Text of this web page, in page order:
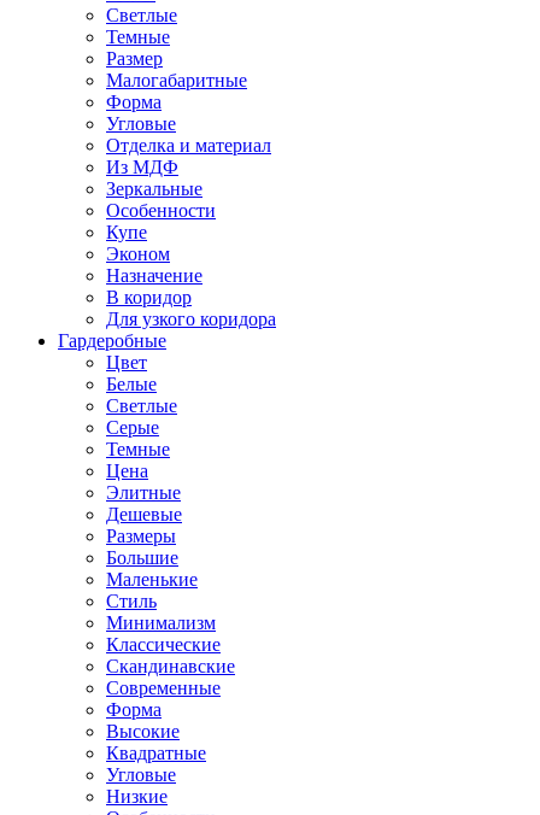
Светлые
Темные
Размер
Малогабаритные
Форма
Угловые
Отделка и материал
Из МДФ
Зеркальные
Особенности
Купе
Эконом
Назначение
В коридор
Для узкого коридора
Гардеробные
Цвет
Белые
Светлые
Серые
Темные
Цена
Элитные
Дешевые
Размеры
Большие
Маленькие
Стиль
Минимализм
Классические
Скандинавские
Современные
Форма
Высокие
Квадратные
Угловые
Низкие